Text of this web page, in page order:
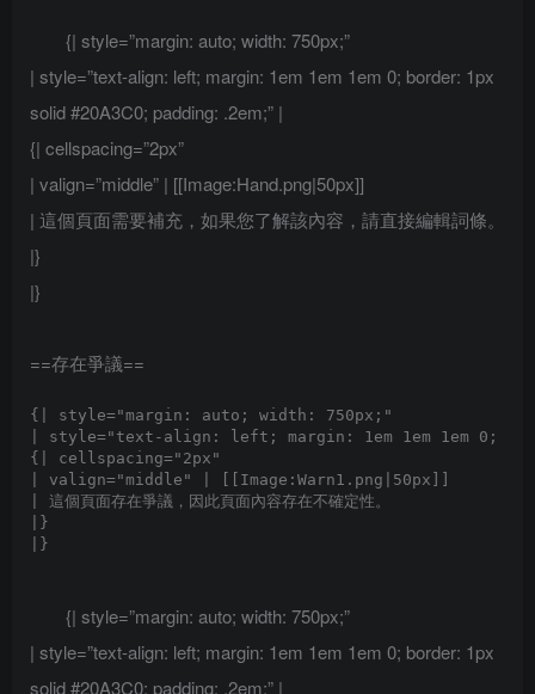
{| style=”margin: auto; width: 750px;”
| style=”text-align: left; margin: 1em 1em 1em 0; border: 1px
solid #20A3C0; padding: .2em;” |
{| cellspacing=”2px”
| valign=”middle” | [[Image:Hand.png|50px]]
| 這個頁面需要補充，如果您了解該內容，請直接編輯詞條。
|}
|}
==存在爭議==
{| style="margin: auto; width: 750px;"
| style="text-align: left; margin: 1em 1em 1em 0;
{| cellspacing="2px"
| valign="middle" | [[Image:Warn1.png|50px]]
| 這個頁面存在爭議，因此頁面內容存在不確定性。
|}
{| style=”margin: auto; width: 750px;”
| style=”text-align: left; margin: 1em 1em 1em 0; border: 1px
solid #20A3C0; padding: .2em;” |